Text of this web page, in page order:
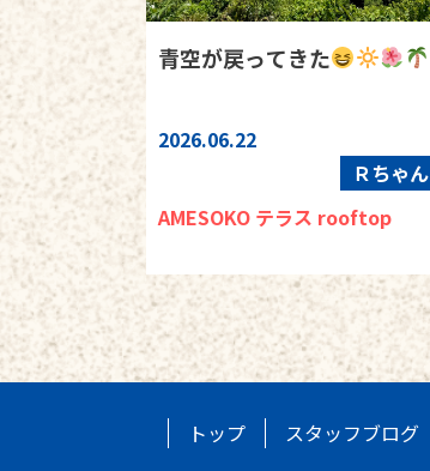
青空が戻ってきた
2026.06.22
Ｒちゃん
AMESOKO テラス rooftop
トップ スタッフブログ